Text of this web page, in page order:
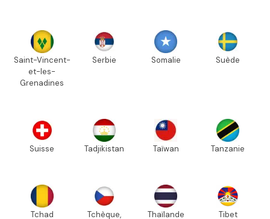
Saint-Vincent-
et-les-
Grenadines
Serbie Somalie Suède
Suisse Tadjikistan Taïwan Tanzanie
Tchad
Tchèque,
Thaïlande Tibet